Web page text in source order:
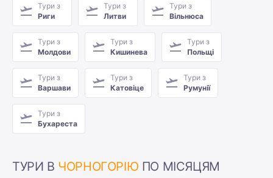
Тури з
Риги
Тури з
Литви
Тури з
Вільнюса
Тури з
Молдови
Тури з
Кишинева
Тури з
Польщі
Тури з
Варшави
Тури з
Катовіце
Тури з
Румунії
Тури з
Бухареста
ТУРИ В ЧОРНОГОРІЮ ПО МІСЯЦЯМ